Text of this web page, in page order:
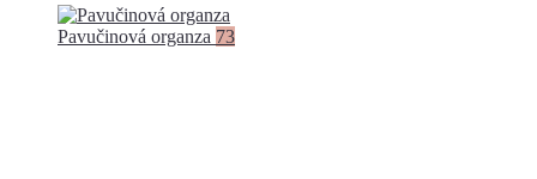
Pavučinová organza 73